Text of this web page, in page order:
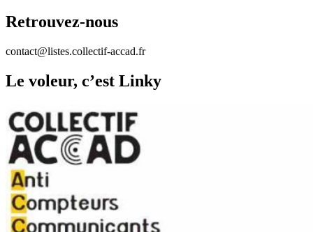
Retrouvez-nous
contact@listes.collectif-accad.fr
Le voleur, c’est Linky